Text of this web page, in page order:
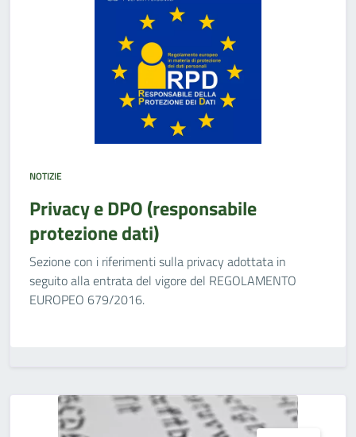
NOTIZIE
Privacy e DPO (responsabile
protezione dati)
Sezione con i riferimenti sulla privacy adottata in
seguito alla entrata del vigore del REGOLAMENTO
EUROPEO 679/2016.